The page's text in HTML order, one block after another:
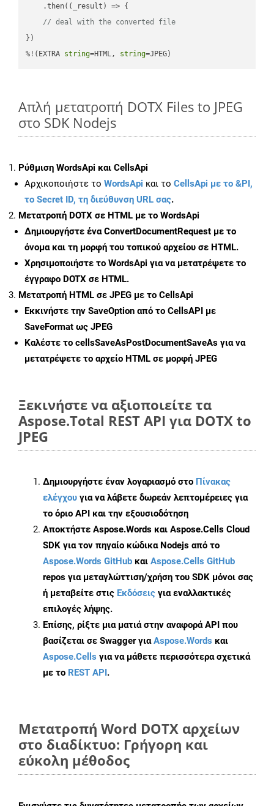
    .then(
( _result ) => {
// deal with the converted file
})
%!(EXTRA string=HTML, string=JPEG)
Απλή μετατροπή DOTX Files to JPEG
στο SDK Nodejs
Ρύθμιση WordsApi και CellsApi
Αρχικοποιήστε το WordsApi και το CellsApi με το &PI,
το Secret ID, τη διεύθυνση URL σας.
Μετατροπή DOTX σε HTML με το WordsApi
Δημιουργήστε έναConvertDocumentRequest με το
όνομα και τη μορφή του τοπικού αρχείου σε HTML.
Χρησιμοποιήστε το WordsApi για να μετατρέψετε το
έγγραφο DOTX σε HTML.
Μετατροπή HTML σε JPEG με το CellsApi
Εκκινήστε την SaveOption από το CellsAPI με
SaveFormat ως JPEG
Καλέστε το cellsSaveAsPostDocumentSaveAs για να
μετατρέψετε το αρχείο HTML σε μορφή JPEG
Ξεκινήστε να αξιοποιείτε τα
Aspose.Total REST API για DOTX to
JPEG
Δημιουργήστε έναν λογαριασμό στο Πίνακας
ελέγχου για να λάβετε δωρεάν λεπτομέρειες για
το όριο API και την εξουσιοδότηση
Αποκτήστε Aspose.Words και Aspose.Cells Cloud
SDK για τον πηγαίο κώδικα Nodejs από το
Aspose.Words GitHub και Aspose.Cells GitHub
repos για μεταγλώττιση/χρήση του SDK μόνοι σας
ή μεταβείτε στις Εκδόσεις για εναλλακτικές
επιλογές λήψης.
Επίσης, ρίξτε μια ματιά στην αναφορά API που
βασίζεται σε Swagger γιαAspose.Words και
Aspose.Cells για να μάθετε περισσότερα σχετικά
με το REST API.
Μετατροπή Word DOTX αρχείων
στο διαδίκτυο: Γρήγορη και
εύκολη μέθοδος